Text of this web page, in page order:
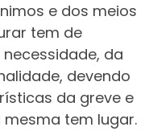
e dos meios
tem de
da
devendo
da greve e
tem lugar.